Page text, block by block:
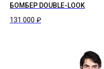
БОМБЕР DOUBLE-LOOK
131 000 ₽